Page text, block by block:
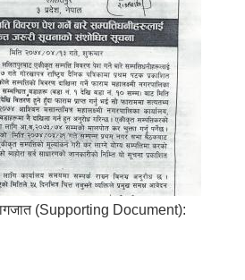
(Supporting Document):